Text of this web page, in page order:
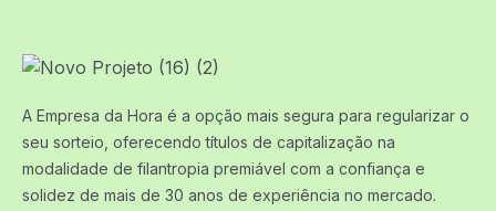
A Empresa da Hora é a opção mais segura para regularizar o
seu sorteio, oferecendo títulos de capitalização na
modalidade de filantropia premiável com a confiança e
solidez de mais de 30 anos de experiência no mercado.